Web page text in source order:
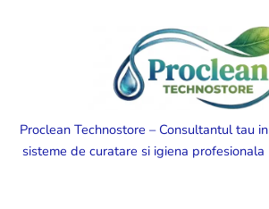
Proclean Technostore – Consultantul tau in
sisteme de curatare si igiena profesionala